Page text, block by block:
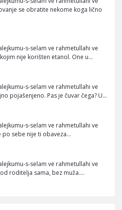
se obratite nekome koga lično
s-selam ve rahmetullahi ve
nije korišten etanol. One u…
s-selam ve rahmetullahi ve
pojašenjeno. Pas je čuvar čega? U…
s-selam ve rahmetullahi ve
po sebe nije ti obaveza…
s-selam ve rahmetullahi ve
roditelja sama, bez muža.…